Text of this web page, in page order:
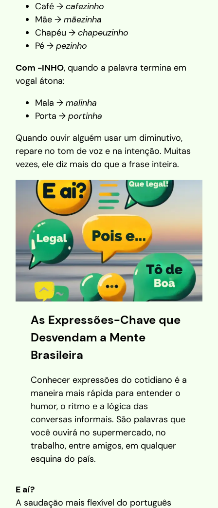
Café → cafezinho
Mãe → mãezinha
Chapéu → chapeuzinho
Pé → pezinho
Com -INHO, quando a palavra termina em
vogal átona:
Mala → malinha
Porta → portinha
Quando ouvir alguém usar um diminutivo,
repare no tom de voz e na intenção. Muitas
vezes, ele diz mais do que a frase inteira.
As Expressões-Chave que
Desvendam a Mente
Brasileira
Conhecer expressões do cotidiano é a
maneira mais rápida para entender o
humor, o ritmo e a lógica das
conversas informais. São palavras que
você ouvirá no supermercado, no
trabalho, entre amigos, em qualquer
esquina do país.
E aí?
A saudação mais flexível do português